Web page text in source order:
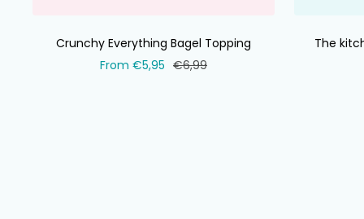
Crunchy Everything Bagel Topping
Selling
From €5,95 Normal
€6,99
The